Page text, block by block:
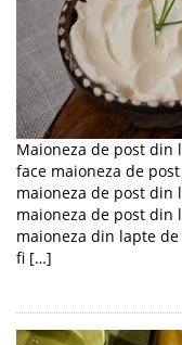
Maioneza de post din
face maioneza de
maioneza de post din
maioneza de post din
maioneza din lapte
fi […]